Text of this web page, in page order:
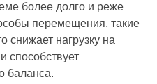
более долго и реже
перемещения, такие
снижает нагрузку на
способствует
баланса.